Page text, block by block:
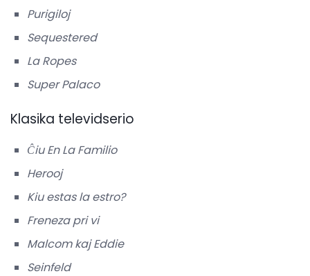
Purigiloj
Sequestered
La Ropes
Super Palaco
Klasika televidserio
Ĉiu En La Familio
Herooj
Kiu estas la estro?
Freneza pri vi
Malcom kaj Eddie
Seinfeld